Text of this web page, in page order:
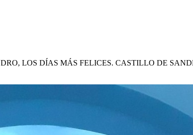
LOS DÍAS MÁS FELICES. CASTILLO DE